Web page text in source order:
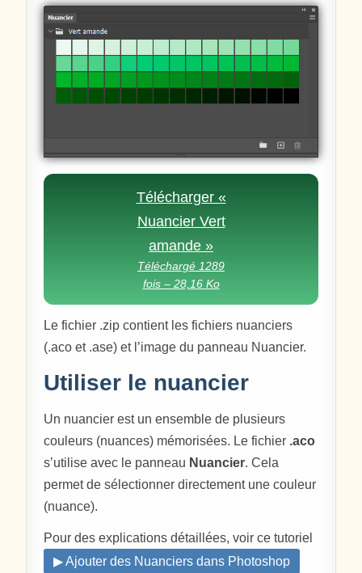
Télécharger «
Nuancier Vert
amande »
Téléchargé 1289
fois – 28,16 Ko
Le fichier .zip contient les fichiers nuanciers
(.aco et .ase) et l’image du panneau Nuancier.
Utiliser le nuancier
Un nuancier est un ensemble de plusieurs
couleurs (nuances) mémorisées. Le fichier .aco
s’utilise avec le panneau Nuancier. Cela
permet de sélectionner directement une couleur
(nuance).
Pour des explications détaillées, voir ce tutoriel
▶ Ajouter des Nuanciers dans Photoshop